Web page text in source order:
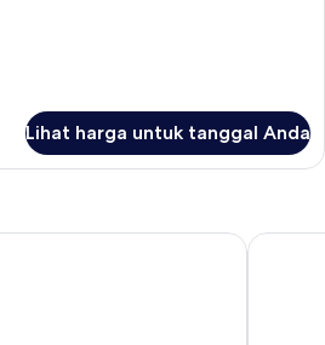
Lihat harga untuk tanggal Anda
Apartments Hotel